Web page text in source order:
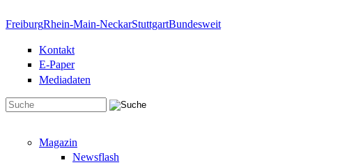
FreiburgRhein-Main-NeckarStuttgartBundesweit
Kontakt
E-Paper
Mediadaten
Magazin
Newsflash